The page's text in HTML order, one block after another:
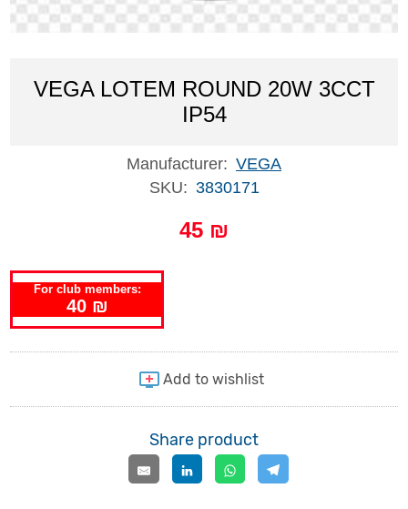
VEGA LOTEM ROUND 20W 3CCT
IP54
Manufacturer: VEGA
SKU: 3830171
45 ₪
For club members:
40 ₪
Share product